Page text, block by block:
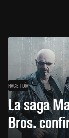
HACE 1 DÍA
La saga
Bros.